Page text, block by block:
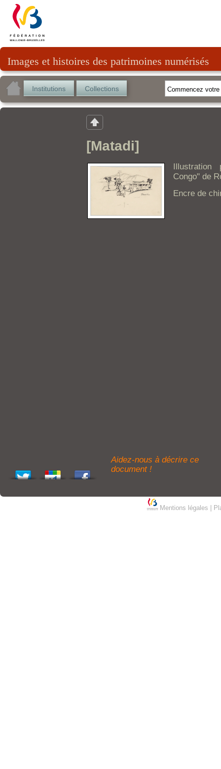
Images et histoires des patrimoines numérisés
Institutions Collections
[Matadi]
Illustration
Congo" de
Encre de
Aidez-nous à décrire ce
document !
Mentions légales